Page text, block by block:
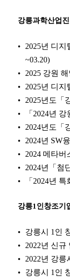
강릉과학산업진
2025년 디지
~03.20)
2025 강원
2025년 디
2025년도「
「2024년
2024년도「
2024년 SW
2024 메타
2024년「첨
「2024년
강릉1인창조기
강릉시 1인
2022년 신규
2022년 강
강릉시 1인